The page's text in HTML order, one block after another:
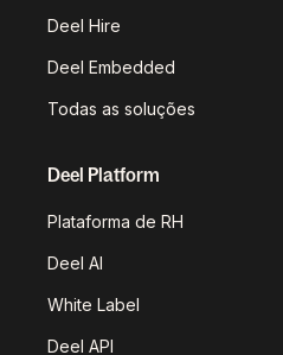
Deel Hire
Deel Embedded
Todas as soluções
Deel Platform
Plataforma de RH
Deel AI
White Label
Deel API